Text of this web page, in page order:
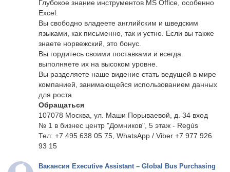
Глубокое знание инструментов MS Office, особенно
Excel.
Вы свободно владеете английским и шведским
языками, как письменно, так и устно. Если вы также
знаете норвежский, это бонус.
Вы гордитесь своими поставками и всегда
выполняете их на высоком уровне.
Вы разделяете наше видение стать ведущей в мире
компанией, занимающейся использованием данных
для роста.
Обращаться
107078 Москва, ул. Маши Порываевой, д. 34 вход
№ 1 в бизнес центр "Домников", 5 этаж - Regús
Тел: +7 495 638 05 75, WhatsApp / Viber +7 977 926
93 15
Вакансия Executive Assistant – Global Bus Purchasing